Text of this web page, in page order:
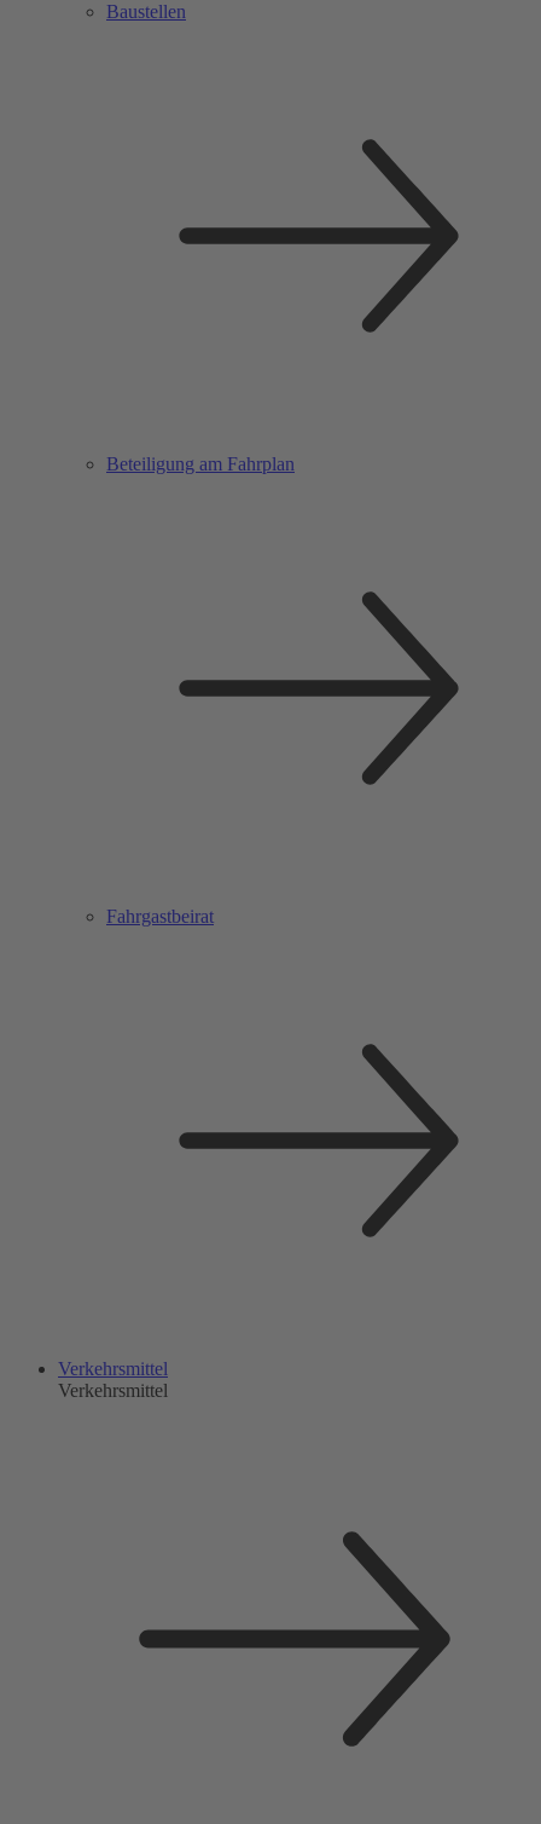
Baustellen
Beteiligung am Fahrplan
Fahrgastbeirat
Verkehrsmittel
Verkehrsmittel